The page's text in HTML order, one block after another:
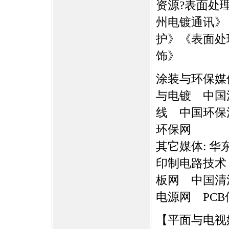
资源?表面处
州电镀通讯
护》《表面
饰》
涂装与环保
与电镀 中国
线 中国环
环保网
其它媒体:
印制电路技
板网 中国
电源网 PCB
【平面与电